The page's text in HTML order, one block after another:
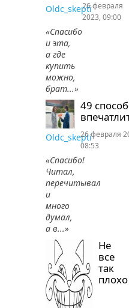
Oldc_skepti
«Спасибо
и эта,
а где
купить
можно,
брат...»
26 февраля
2023, 09:00
49
Oldc_skepti
«Спасибо!
Читал,
перечитывал
и
много
думал,
а в...»
26 февраля
08:53
Не
все
так
плохо